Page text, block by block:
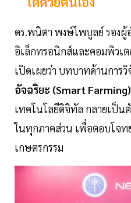
ดร.พนิตา พงษ์ไพบูลย์ รองผู้
อิเล็กทรอนิกส์และคอมพิวเ
เปิดเผยว่า บทบาทด้านการ
อัจฉริยะ (Smart Farming)
เทคโนโลยีดิจิทัล กลายเป็
ในทุกภาคส่วน เพื่อตอบโจ
เกษตรกรรม